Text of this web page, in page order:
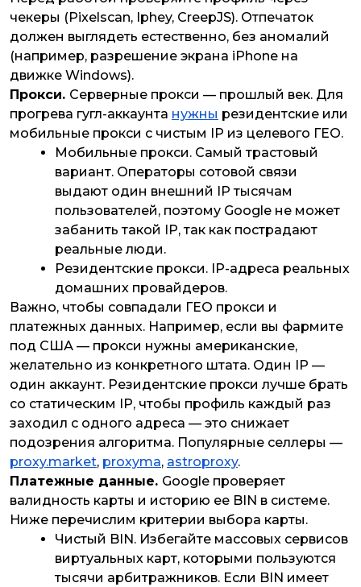
чекеры (Pixelscan, Iphey, CreepJS). Отпечаток
должен выглядеть естественно, без аномалий
(например, разрешение экрана iPhone на
движке Windows).
Прокси. Серверные прокси — прошлый век. Для
прогрева гугл-аккаунта нужны резидентские или
мобильные прокси с чистым IP из целевого ГЕО.
Мобильные прокси. Самый трастовый
вариант. Операторы сотовой связи
выдают один внешний IP тысячам
пользователей, поэтому Google не может
забанить такой IP, так как пострадают
реальные люди.
Резидентские прокси. IP-адреса реальных
домашних провайдеров.
Важно, чтобы совпадали ГЕО прокси и
платежных данных. Например, если вы фармите
под США — прокси нужны американские,
желательно из конкретного штата. Один IP —
один аккаунт. Резидентские прокси лучше брать
со статическим IP, чтобы профиль каждый раз
заходил с одного адреса — это снижает
подозрения алгоритма. Популярные селлеры —
proxy.market, proxyma, astroproxy.
Платежные данные. Google проверяет
валидность карты и историю ее BIN в системе.
Ниже перечислим критерии выбора карты.
Чистый BIN . Избегайте массовых сервисов
виртуальных карт, которыми пользуются
тысячи арбитражников. Если BIN имеет